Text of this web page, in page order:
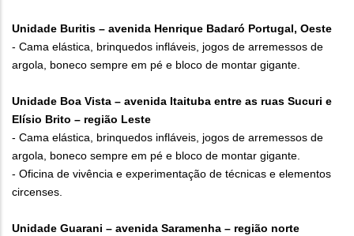
Unidade Buritis – avenida Henrique Badaró Portugal, Oeste
- Cama elástica, brinquedos infláveis, jogos de arremessos de
argola, boneco sempre em pé e bloco de montar gigante.
Unidade Boa Vista – avenida Itaituba entre as ruas Sucuri e
Elísio Brito – região Leste
- Cama elástica, brinquedos infláveis, jogos de arremessos de
argola, boneco sempre em pé e bloco de montar gigante.
- Oficina de vivência e experimentação de técnicas e elementos
circenses.
Unidade Guarani – avenida Saramenha – região norte